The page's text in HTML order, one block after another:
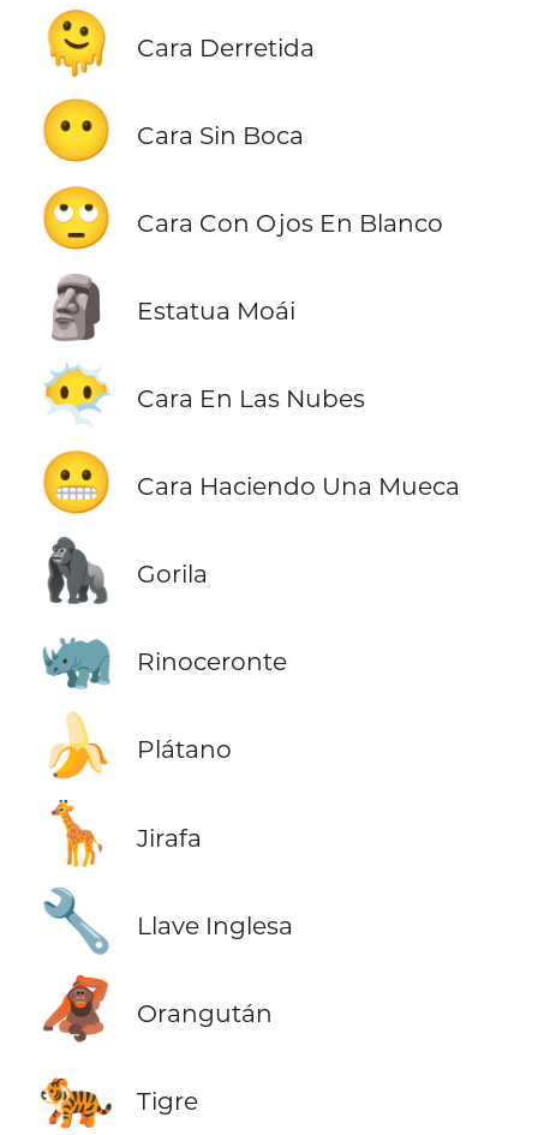
🫠 Cara Derretida
😶 Cara Sin Boca
🙄 Cara Con Ojos En Blanco
🗿 Estatua Moái
😶‍🌫️ Cara En Las Nubes
😬 Cara Haciendo Una Mueca
🦍 Gorila
🦏 Rinoceronte
🍌 Plátano
🦒 Jirafa
🔧 Llave Inglesa
🦧 Orangután
🐅 Tigre